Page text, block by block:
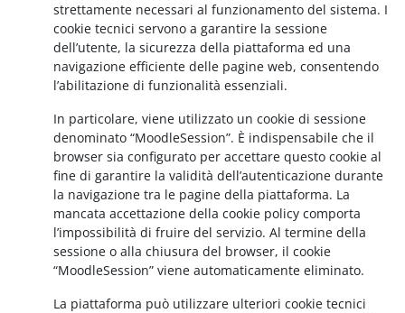
strettamente necessari al funzionamento del sistema. I
cookie tecnici servono a garantire la sessione
dell’utente, la sicurezza della piattaforma ed una
navigazione efficiente delle pagine web, consentendo
l’abilitazione di funzionalità essenziali.
In particolare, viene utilizzato un cookie di sessione
denominato “MoodleSession”. È indispensabile che il
browser sia configurato per accettare questo cookie al
fine di garantire la validità dell’autenticazione durante
la navigazione tra le pagine della piattaforma. La
mancata accettazione della cookie policy comporta
l’impossibilità di fruire del servizio. Al termine della
sessione o alla chiusura del browser, il cookie
“MoodleSession” viene automaticamente eliminato.
La piattaforma può utilizzare ulteriori cookie tecnici